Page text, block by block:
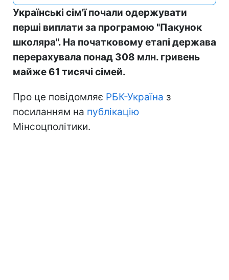
Українські сім'ї почали одержувати
перші виплати за програмою "Пакунок
школяра". На початковому етапі держава
перерахувала понад 308 млн. гривень
майже 61 тисячі сімей.
Про це повідомляє РБК-Україна з
посиланням на публікацію
Мінсоцполітики.